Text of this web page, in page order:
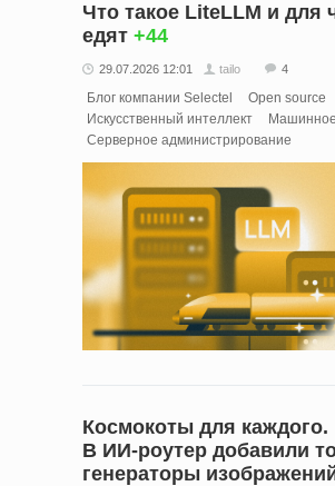
Что такое LiteLLM и для
едят +44
29.07.2026 12:01 tailo 4
Блог компании Selectel
Open source
Искусственный интеллект
Серверное администрирование
Космокоты для каждого.
В ИИ‑роутер добавили
генераторы